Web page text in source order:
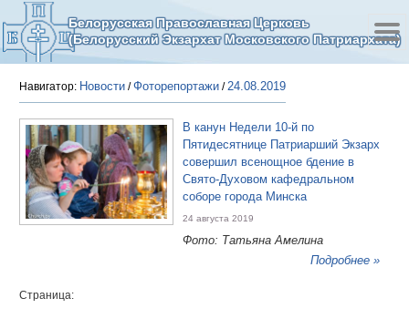
Белорусская Православная Церковь
(Белорусский Экзархат Московского Патриархата)
Навигатор: Новости /Фоторепортажи /24.08.2019
В канун Недели 10-й по
Пятидесятнице Патриарший Экзарх
совершил всенощное бдение в
Свято-Духовом кафедральном
соборе города Минска
24 августа 2019
Фото: Татьяна Амелина
Подробнее »
Страница: